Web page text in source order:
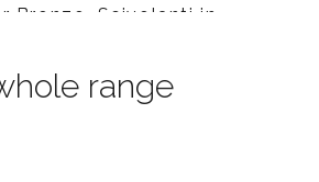
Bronzo. Scivolanti in
deriva da foreste
range